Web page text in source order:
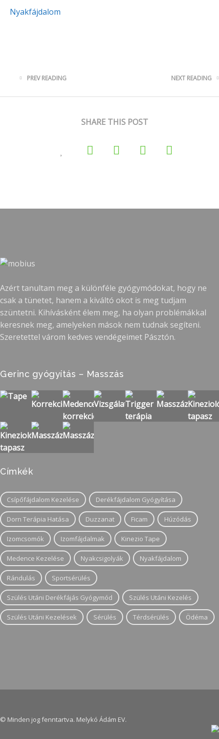
Nyakfájdalom
PREV READING NEXT READING
SHARE THIS POST
Azért tanultam meg a különféle gyógymódokat, hogy ne
csak a tünetet, hanem a kiváltó okot is meg tudjam
szüntetni. Kihívásként élem meg, ha olyan problémákkal
keresnek meg, amelyeken mások nem tudnak segíteni.
Szeretettel várom kedves vendégeimet Pásztón.
Gerinc gyógyítás – Masszás
Címkék
Csípőfájdalom Kezelése Derékfájdalom Gyógyítása
Dorn Terápia Hatása Duzzanat Ficam Húzódás
Izomcsomók Izomfájdalmak Kinezio Tape
Medence Kezelése Nyakcsigolyák Nyakfájdalom
Rándulás Sportsérülés
Szülés Utáni Derékfájás Gyógymód Szülés Utáni Kezelés
Szülés Utáni Kezelések Sérülés Térdsérülés Ödéma
© Minden jog fenntartva. Melykó Ádám EV.